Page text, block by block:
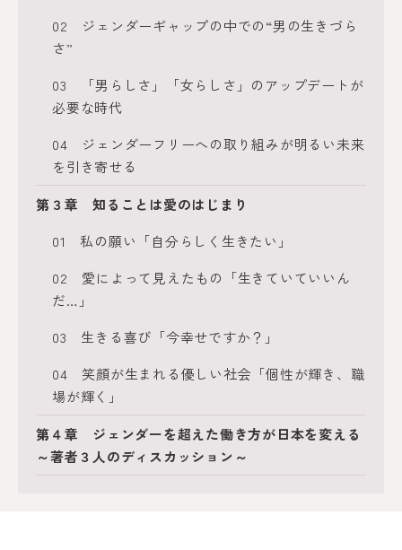
02 ジェンダーギャップの中での“男の生きづら
さ”
03 「男らしさ」「女らしさ」のアップデートが
必要な時代
04 ジェンダーフリーへの取り組みが明るい未来
を引き寄せる
第３章 知ることは愛のはじまり
01 私の願い「自分らしく生きたい」
02 愛によって見えたもの「生きていていいん
だ…」
03 生きる喜び「今幸せですか？」
04 笑顔が生まれる優しい社会「個性が輝き、職
場が輝く」
第４章 ジェンダーを超えた働き方が日本を変える
～著者３人のディスカッション～